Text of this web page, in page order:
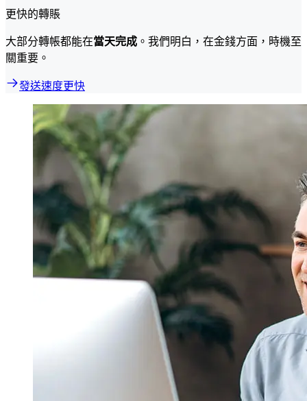
更快的轉賬
大部分轉帳都能在當天完成 。我們明白，在金錢方面，時機至
關重要。
發送速度更快